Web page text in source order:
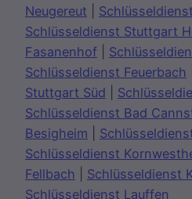
Neugereut
Schlüsseldienst Stuttgart
Fasanenhof
Schlüsseldienst Feuerbach
Stuttgart Süd
Schlüsseldienst Bad
Besigheim
Schlüsseldienst
Fellbach
Schlüsseldienst
Schlüsseldienst Lauffen